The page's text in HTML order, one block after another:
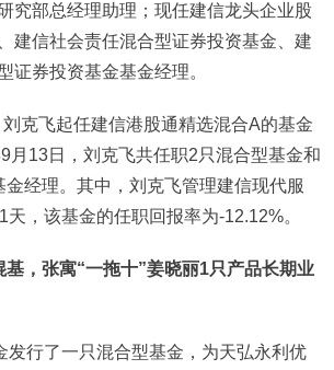
究部总经理助理；现任建信龙头企业股
建信社会责任混合型证券投资基金、建
证券投资基金基金经理。
克飞起任建信港股通精选混合A的基金
月13日，刘克飞共任职2只混合型基金和
金经理。其中，刘克飞管理建信现代服
，该基金的任职回报率为-12.12%。
基，张寓“一拖十”姜晓丽1只产品长期业
发行了一只混合型基金，为天弘永利优